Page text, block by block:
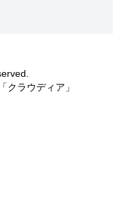
クラウディア」